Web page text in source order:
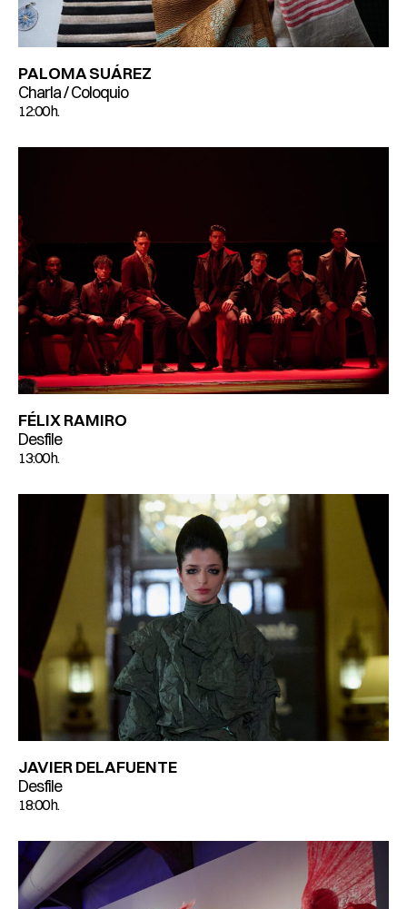
PALOMA SUÁREZ
Charla / Coloquio
12:00 h.
FÉLIX RAMIRO
Desfile
13:00 h.
JAVIER DELAFUENTE
Desfile
18:00 h.